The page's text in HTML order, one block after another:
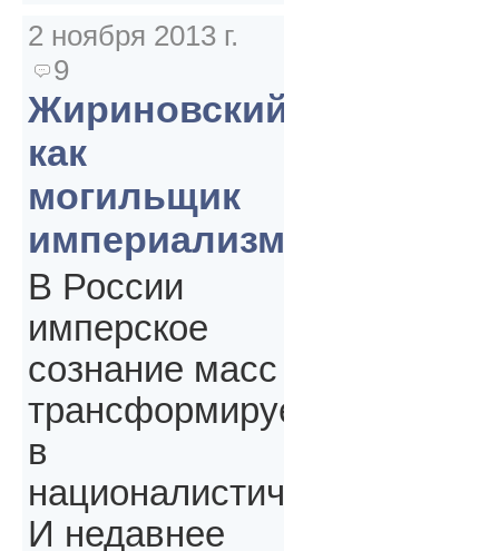
2 ноября 2013 г.
9
Жириновский
как
могильщик
империализма
В России
имперское
сознание масс
трансформируется
в
националистическое.
И недавнее